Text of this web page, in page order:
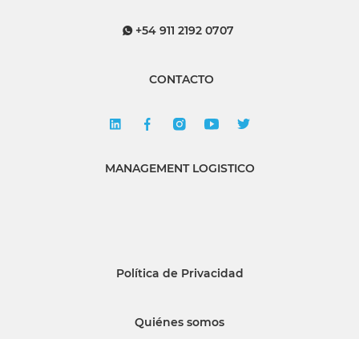
+54 911 2192 0707
CONTACTO
MANAGEMENT LOGISTICO
Política de Privacidad
Quiénes somos